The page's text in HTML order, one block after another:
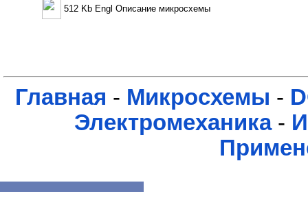
512 Kb Engl Описание микросхемы
Главная - Микросхемы -
Электромеханика-